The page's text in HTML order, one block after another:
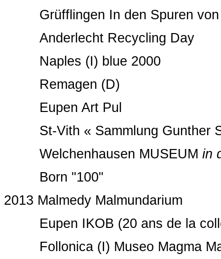
Grüfflingen In den Spuren von
Anderlecht Recycling Day
Naples (I) blue 2000
Remagen (D)
Eupen Art Pul
St-Vith « Sammlung Gunther
Welchenhausen MUSEUM in
Born "100"
2013 Malmedy Malmundarium
Eupen IKOB (20 ans de la
Follonica (I) Museo Magma